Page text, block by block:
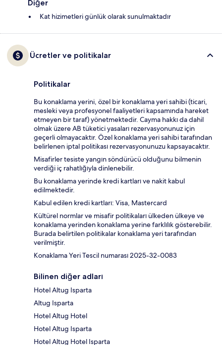
Diğer
Kat hizimetleri günlük olarak sunulmaktadır
Ücretler ve politikalar
Politikalar
Bu konaklama yerini, özel bir konaklama yeri sahibi (ticari,
mesleki veya profesyonel faaliyetleri kapsamında hareket
etmeyen bir taraf) yönetmektedir. Cayma hakkı da dahil
olmak üzere AB tüketici yasaları rezervasyonunuz için
geçerli olmayacaktır. Özel konaklama yeri sahibi tarafından
belirlenen iptal politikası rezervasyonunuzu kapsayacaktır.
Misafirler tesiste yangın söndürücü olduğunu bilmenin
verdiği iç rahatlığıyla dinlenebilir.
Bu konaklama yerinde kredi kartları ve nakit kabul
edilmektedir.
Kabul edilen kredi kartları: Visa, Mastercard
Kültürel normlar ve misafir politikaları ülkeden ülkeye ve
konaklama yerinden konaklama yerine farklılık gösterebilir.
Burada belirtilen politikalar konaklama yeri tarafından
verilmiştir.
Konaklama Yeri Tescil numarası 2025-32-0083
Bilinen diğer adları
Hotel Altug Isparta
Altug Isparta
Hotel Altug Hotel
Hotel Altug Isparta
Hotel Altug Hotel Isparta